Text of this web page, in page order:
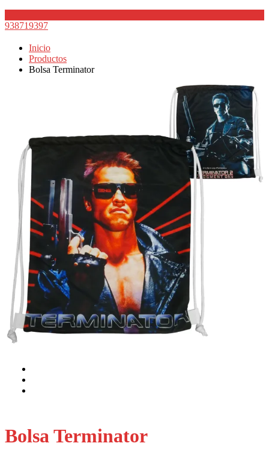
938719397
Inicio
Productos
Bolsa Terminator
Bolsa Terminator